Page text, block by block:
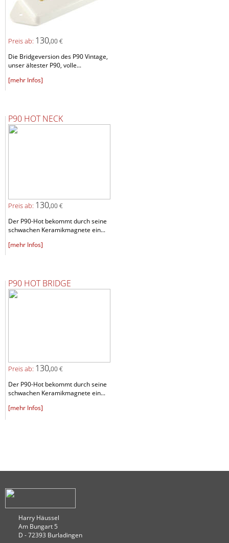
Preis ab: 130,00 €
Die Bridgeversion des P90 Vintage,
unser ältester P90, volle...
[mehr Infos]
P90 HOT NECK
Preis ab: 130,00 €
Der P90-Hot bekommt durch seine
schwachen Keramikmagnete ein...
[mehr Infos]
P90 HOT BRIDGE
Preis ab: 130,00 €
Der P90-Hot bekommt durch seine
schwachen Keramikmagnete ein...
[mehr Infos]
Harry Häussel
Am Bungart 5
D - 72393 Burladingen